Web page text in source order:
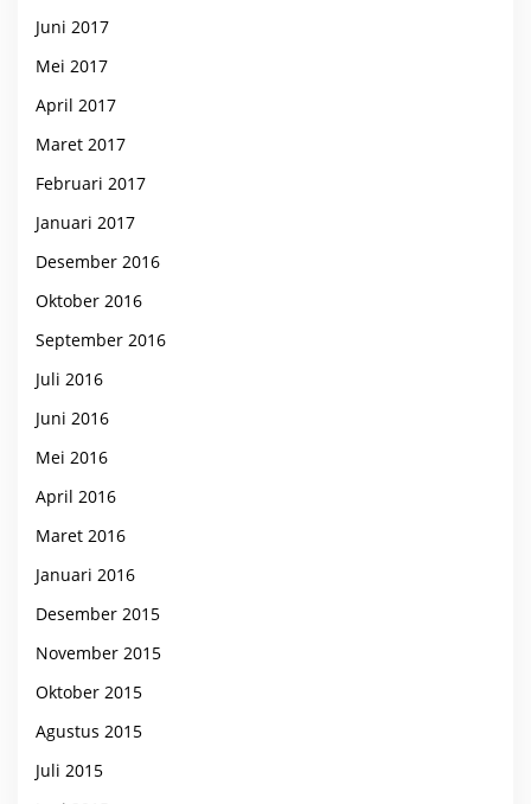
Juni 2017
Mei 2017
April 2017
Maret 2017
Februari 2017
Januari 2017
Desember 2016
Oktober 2016
September 2016
Juli 2016
Juni 2016
Mei 2016
April 2016
Maret 2016
Januari 2016
Desember 2015
November 2015
Oktober 2015
Agustus 2015
Juli 2015